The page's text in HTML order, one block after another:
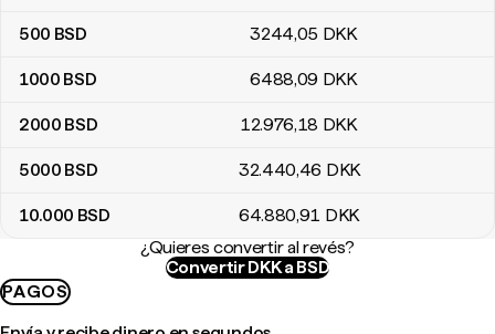
500 BSD 3244,05 DKK
1000 BSD 6488,09 DKK
2000 BSD 12.976,18 DKK
5000 BSD 32.440,46 DKK
10.000 BSD 64.880,91 DKK
¿Quieres convertir al revés?
Convertir DKK a BSD
PAGOS